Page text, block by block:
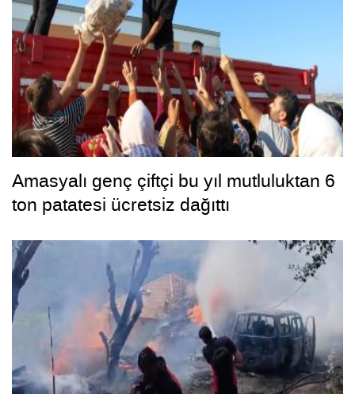
Amasyalı genç çiftçi bu yıl mutluluktan 6
ton patatesi ücretsiz dağıttı